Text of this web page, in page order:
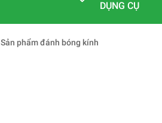
DỤNG CỤ
Sản phẩm đánh bóng kính